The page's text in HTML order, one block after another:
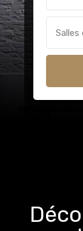
Salles